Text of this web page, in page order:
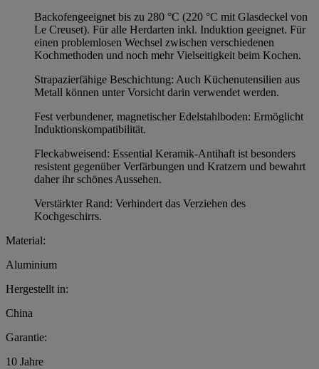
Backofengeeignet bis zu 280 °C (220 °C mit Glasdeckel von
Le Creuset). Für alle Herdarten inkl. Induktion geeignet. Für
einen problemlosen Wechsel zwischen verschiedenen
Kochmethoden und noch mehr Vielseitigkeit beim Kochen.
Strapazierfähige Beschichtung: Auch Küchenutensilien aus
Metall können unter Vorsicht darin verwendet werden.
Fest verbundener, magnetischer Edelstahlboden: Ermöglicht
Induktionskompatibilität.
Fleckabweisend: Essential Keramik-Antihaft ist besonders
resistent gegenüber Verfärbungen und Kratzern und bewahrt
daher ihr schönes Aussehen.
Verstärkter Rand: Verhindert das Verziehen des
Kochgeschirrs.
Material:
Aluminium
Hergestellt in:
China
Garantie:
10 Jahre